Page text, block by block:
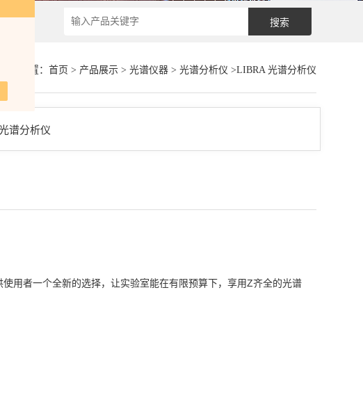
你的位置： 首页 > 产品展示> 光谱仪器> 光谱分析仪 >LIBRA 光谱分析仪
用者一个全新的选择，让实验室能在有限预算下，享用Z齐全的光谱